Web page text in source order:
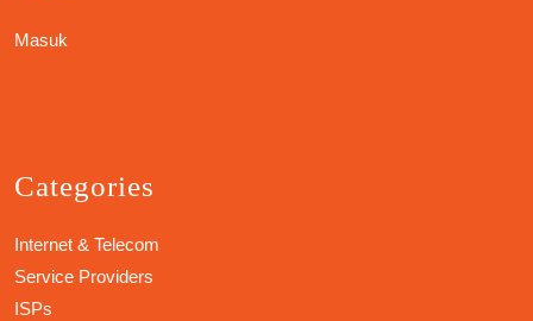
Masuk
Categories
Internet & Telecom
Service Providers
ISPs